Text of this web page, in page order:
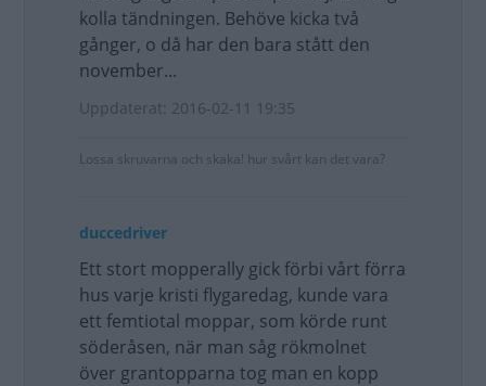
kolla tändningen. Behöve kicka två
gånger, o då har den bara stått den
november...
Uppdaterat: 2016-02-11 19:35
Lossa skruvarna och skaka! hur svårt kan det vara?
duccedriver
Ett stort mopperally gick förbi vårt förra
hus varje kristi flygaredag, kunde vara
ett femtiotal moppar, som körde runt
söderåsen, när man såg rökmolnet
över grantopparna tog man en kopp